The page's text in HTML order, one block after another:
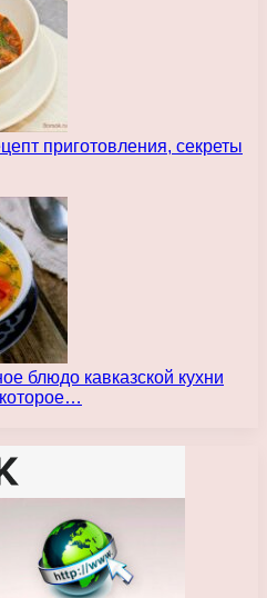
приготовления, секреты
блюдо кавказской кухни